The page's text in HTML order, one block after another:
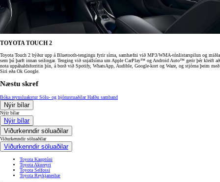
TOYOTA TOUCH 2
Toyota Touch 2 býður upp á Bluetooth-tengingu fyrir síma, samhæfni við MP3/WMA-tónlistarspilun og miðla
sem þú þarft innan seilingar. Tenging við snjallsíma um Apple CarPlay™ og Android Auto™ gerir þér kleift að
nota uppáhaldsforritin þín, á borð við Spotify, WhatsApp, Audible, Google-kort og Waze, og stjórna þeim með
Siri eða Ok Google.
Næstu skref
Bóka reynsluaksturSölu- og þjónustuaðilarHafðu samband
Nýir bílar
Nýir bílar
Nýir bílar
Viðurkenndir söluaðilar
Viðurkenndir söluaðilar
Viðurkenndir söluaðilar
Toyota Kauptúni
Toyota Akureyri
Toyota Selfossi
Toyota Reykjanesbæ